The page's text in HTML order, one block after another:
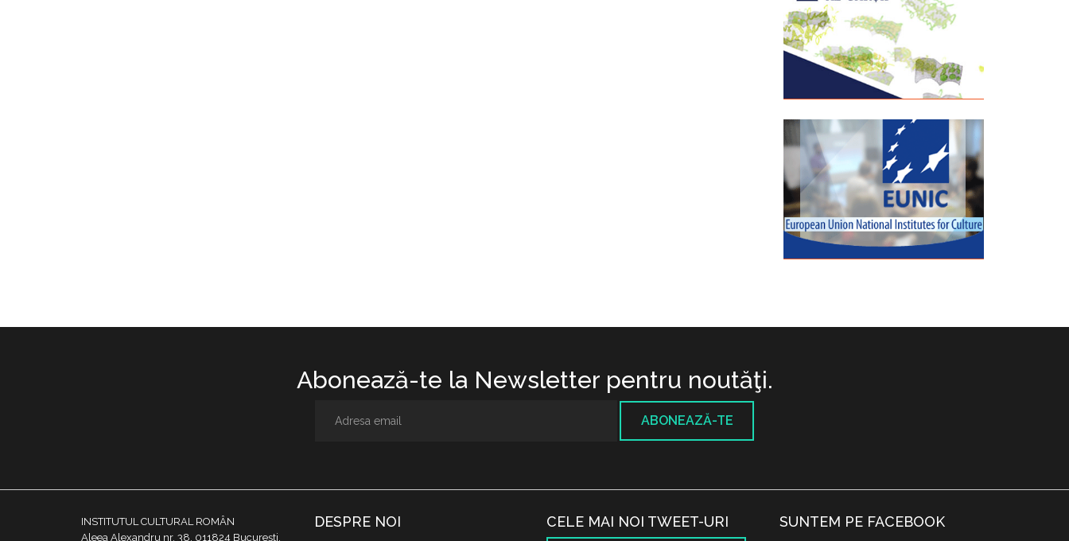
Abonează-te la Newsletter pentru noutăţi.
ABONEAZĂ-TE
INSTITUTUL CULTURAL ROMÂN
Aleea Alexandru nr. 38, 011824 București,
DESPRE NOI CELE MAI NOI TWEET-URI SUNTEM PE FACEBOOK